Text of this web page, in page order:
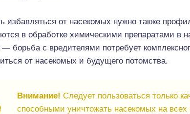
избавляться от насекомых нужно также
в обработке химическими препаратами в
— борьба с вредителями потребует
от насекомых и будущего потомства.
Внимание! Следует пользоваться только
способными уничтожать насекомых на